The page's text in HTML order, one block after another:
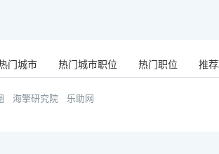
门城市 热门城市职位 热门职位 推
海擎研究院 乐助网